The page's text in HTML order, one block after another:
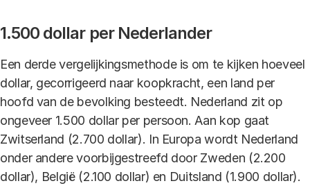
1.500 dollar per Nederlander
Een derde vergelijkingsmethode is om te kijken hoeveel
dollar, gecorrigeerd naar koopkracht, een land per
hoofd van de bevolking besteedt. Nederland zit op
ongeveer 1.500 dollar per persoon. Aan kop gaat
Zwitserland (2.700 dollar). In Europa wordt Nederland
onder andere voorbijgestreefd door Zweden (2.200
dollar), België (2.100 dollar) en Duitsland (1.900 dollar).